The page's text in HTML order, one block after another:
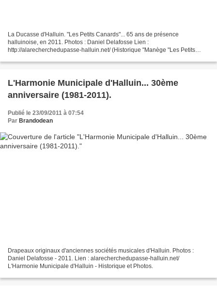
La Ducasse d'Halluin. "Les Petits Canards"... 65 ans de présence
halluinoise, en 2011. Photos : Daniel Delafosse Lien :
http://alarecherchedupasse-halluin.net/ (Historique "Manège "Les Petits
L'Harmonie Municipale d'Halluin... 30ème
anniversaire (1981-2011).
Publié le 23/09/2011 à 07:54
Par Brandodean
Drapeaux originaux d'anciennes sociétés musicales d'Halluin. Photos :
Daniel Delafosse - 2011. Lien : alarecherchedupasse-halluin.net/
L'Harmonie Municipale d'Halluin - Historique et Photos.